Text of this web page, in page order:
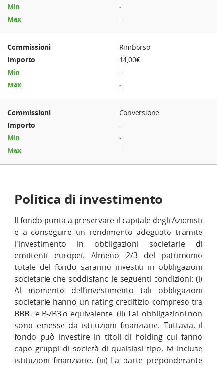
-
-
Rimborso
14,00€
-
-
Conversione
-
-
-
Politica di investimento
Il fondo punta a preservare il capitale degli Azionisti
e a conseguire un rendimento adeguato tramite
l'investimento in obbligazioni societarie di
emittenti europei. Almeno 2/3 del patrimonio
totale del fondo saranno investiti in obbligazioni
societarie che soddisfano le seguenti condizioni: (i)
Al momento dell’investimento tali obbligazioni
societarie hanno un rating creditizio compreso tra
BBB+ e B-/B3 o equivalente. (ii) Tali obbligazioni non
sono emesse da istituzioni finanziarie. Tuttavia, il
fondo può investire in titoli di holding cui fanno
capo gruppi di società di qualsiasi tipo, ivi incluse
istituzioni finanziarie. (iii) La parte preponderante